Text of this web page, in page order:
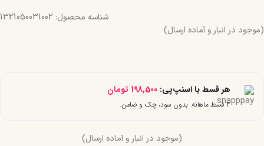
شناسه محصول: 1321050031002
(موجود در انبار و آماده ارسال)
هر قسط با اسنپ‌پی: 198,500 تومان
۴ قسط ماهانه. بدون سود، چک و ضامن.
(موجود در انبار و آماده ارسال)